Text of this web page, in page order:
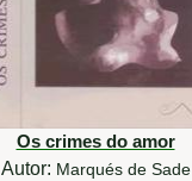
Os crimes do amor
Autor: Marqués de Sade